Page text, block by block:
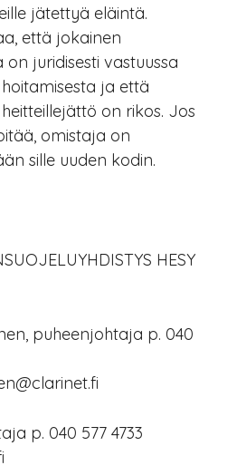
jätettyä eläintä.
että jokainen
juridisesti vastuussa
ja että
on rikos. Jos
omistaja on
sille uuden kodin.
HESY
puheenjohtaja p. 040
p. 040 577 4733